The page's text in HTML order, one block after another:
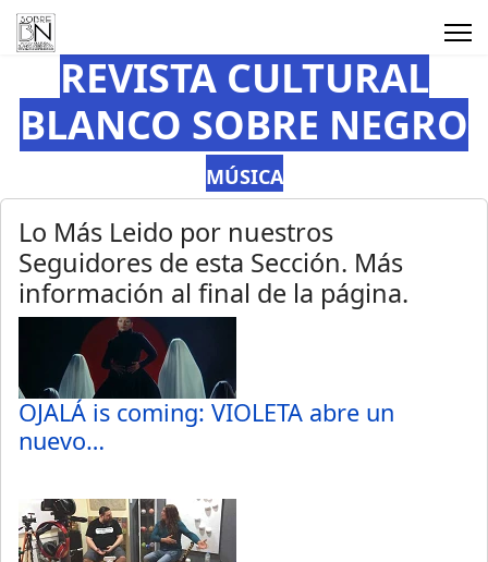
REVISTA CULTURAL
BLANCO SOBRE NEGRO
MÚSICA
Lo Más Leido por nuestros
Seguidores de esta Sección. Más
información al final de la página.
OJALÁ is coming: VIOLETA abre un
nuevo…